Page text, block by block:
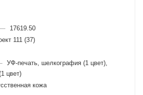
17619.50
111 (37)
УФ-печать, шелкография (1 цвет),
цвет)
кожа